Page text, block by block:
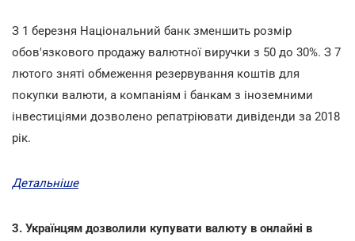
З 1 березня Національний банк зменшить розмір
обов'язкового продажу валютної виручки з 50 до 30%. З 7
лютого зняті обмеження резервування коштів для
покупки валюти, а компаніям і банкам з іноземними
інвестиціями дозволено репатріювати дивіденди за 2018
рік.
Детальніше
3. Українцям дозволили купувати валюту в онлайні в